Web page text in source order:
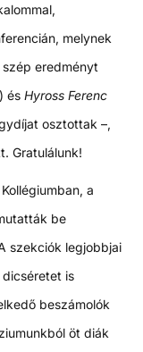
melynek
eredményt
és Hyross Ferenc
osztottak –,
Gratulálunk!
a
be
szekciók legjobbjai
is
beszámolók
öt diák